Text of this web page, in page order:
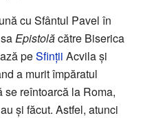
cu Sfântul Pavel în
Epistolăcătre Biserica
peSfinții Acvila și
a murit împăratul
reîntoarcă la Roma,
și făcut. Astfel, atunci